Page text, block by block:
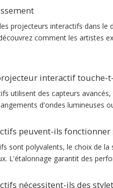
projecteurs interactifs dans
comment les artistes
interactif touche-
utilisent des capteurs
d'ondes lumineuses
peuvent-ils fonctionner
sont polyvalents, le choix de
L'étalonnage garantit des
nécessitent-ils des